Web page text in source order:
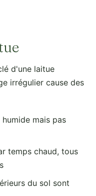
d'une laitue
irrégulier cause des
mais pas
temps chaud, tous
du sol sont